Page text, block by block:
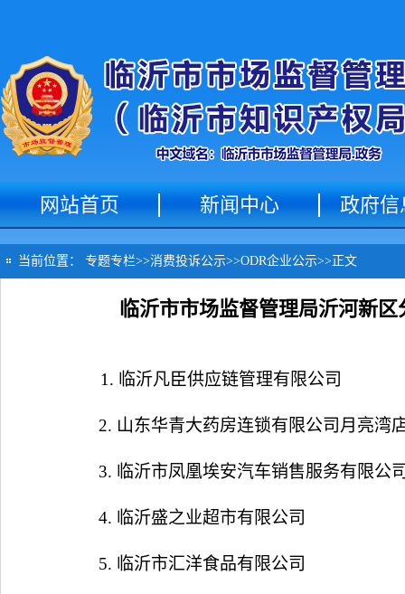
网站首页 新闻中心 政府信
当前位置： 专题专栏>>消费投诉公示>>ODR企业公示>> 正文
临沂市市场监督管理局沂河新
1. 临沂凡臣供应链管理有限公司
2. 山东华青大药房连锁有限公司月亮湾
3. 临沂市凤凰埃安汽车销售服务有限公
4. 临沂盛之业超市有限公司
5. 临沂市汇洋食品有限公司